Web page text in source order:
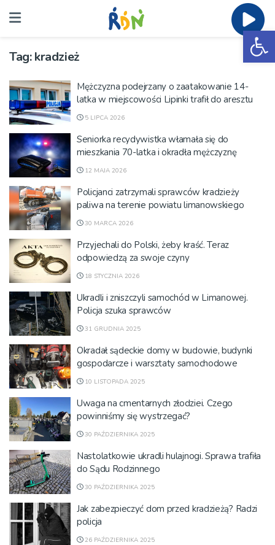
Tag:kradzież
Mężczyzna podejrzany o zaatakowanie 14-
latka w miejscowości Lipinki trafił do aresztu
5 LIPCA 2026
Seniorka recydywistka włamała się do
mieszkania 70-latka i okradła mężczyznę
12 MAJA 2026
Policjanci zatrzymali sprawców kradzieży
paliwa na terenie powiatu limanowskiego
30 MARCA 2026
Przyjechali do Polski, żeby kraść. Teraz
odpowiedzą za swoje czyny
18 STYCZNIA 2026
Ukradli i zniszczyli samochód w Limanowej.
Policja szuka sprawców
31 GRUDNIA 2025
Okradał sądeckie domy w budowie, budynki
gospodarcze i warsztaty samochodowe
10 LISTOPADA 2025
Uwaga na cmentarnych złodziei. Czego
powinniśmy się wystrzegać?
30 PAŹDZIERNIKA 2025
Nastolatkowie ukradli hulajnogi. Sprawa trafiła
do Sądu Rodzinnego
30 PAŹDZIERNIKA 2025
Jak zabezpieczyć dom przed kradzieżą? Radzi
policja
26 PAŹDZIERNIKA 2025